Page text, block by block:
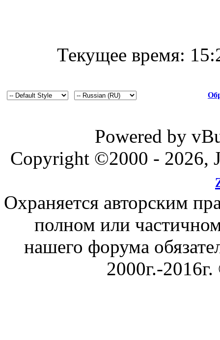
Текущее время:
Powered by
Copyright ©2000 - 2026,
Охраняется авторским
полном или
нашего форума
2000г.-